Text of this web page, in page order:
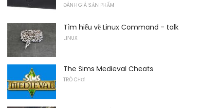
ĐÁNH GIÁ SẢN PHẨM
Tìm hiểu về Linux Command - talk
LINUX
The Sims Medieval Cheats
TRÒ CHƠI